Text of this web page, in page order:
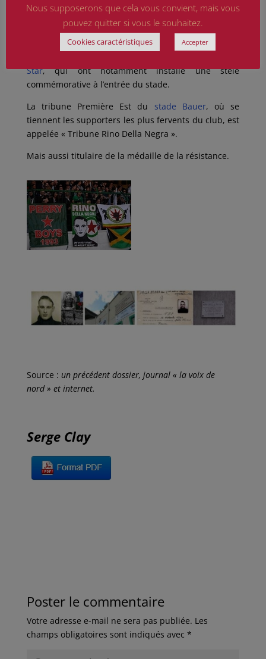
dimanche matin de fin février, lors d’une célébration
commémorant son exécution, survenue le 21 février.
Figure emblématique du club, sa mémoire est
Star, qui ont notamment installé une stèle
commémorative à l’entrée du stade.
La tribune Première Est du stade Bauer, où se
tiennent les supporters les plus fervents du club, est
appelée « Tribune Rino Della Negra ».
Mais aussi titulaire de la médaille de la résistance.
Source : un précédent dossier, journal « la voix de
nord » et internet.
Serge Clay
Poster le commentaire
Votre adresse e-mail ne sera pas publiée. Les
champs obligatoires sont indiqués avec *
Nous supposerons que cela vous convient, mais vous
pouvez quitter si vous le souhaitez.
Cookies caractéristiques Accepter